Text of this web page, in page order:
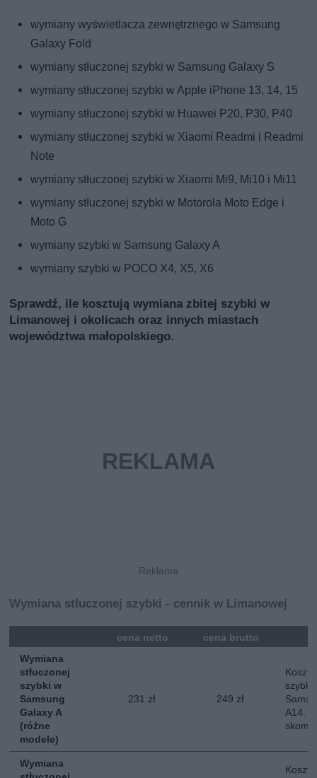
wymiany wyświetlacza zewnętrznego w Samsung
Galaxy Fold
wymiany stłuczonej szybki w Samsung Galaxy S
wymiany stłuczonej szybki w Apple iPhone 13, 14, 15
wymiany stłuczonej szybki w Huawei P20, P30, P40
wymiany stłuczonej szybki w Xiaomi Readmi i Readmi
Note
wymiany stłuczonej szybki w Xiaomi Mi9, Mi10 i Mi11
wymiany stłuczonej szybki w Motorola Moto Edge i
Moto G
wymiany szybki w Samsung Galaxy A
wymiany szybki w POCO X4, X5, X6
Sprawdź, ile kosztują wymiana zbitej szybki w
Limanowej i okolicach oraz innych miastach
województwa małopolskiego.
Wymiana stłuczonej szybki - cennik w Limanowej
cena netto cena brutto
Wymiana
stłuczonej
szybki w
Samsung
Galaxy A
(różne
modele)
231 zł 249 zł
Koszt
szybki
A14.
Wymiana
Koszt